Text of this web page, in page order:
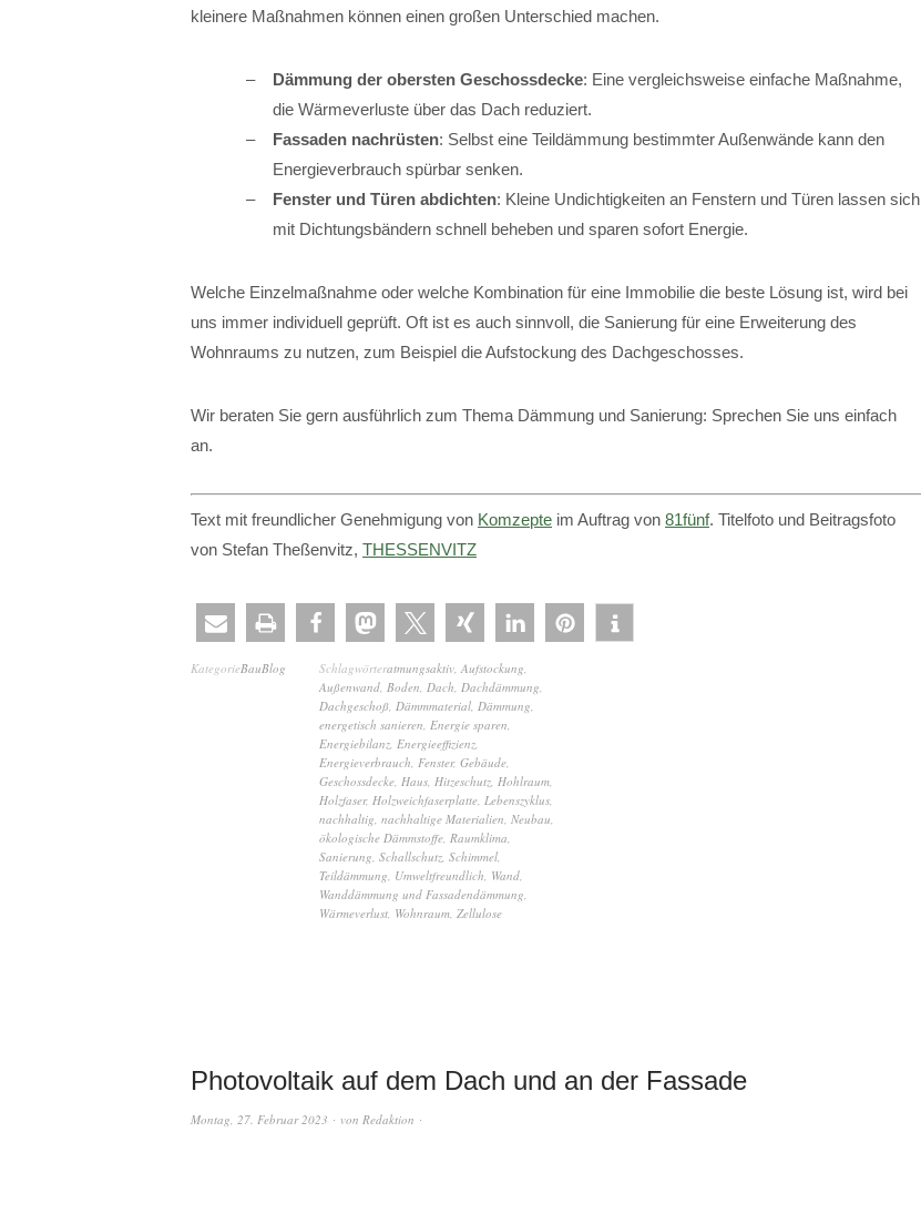
kleinere Maßnahmen können einen großen Unterschied machen.
Dämmung der obersten Geschossdecke: Eine vergleichsweise einfache Maßnahme,
die Wärmeverluste über das Dach reduziert.
Fassaden nachrüsten: Selbst eine Teildämmung bestimmter Außenwände kann den
Energieverbrauch spürbar senken.
Fenster und Türen abdichten: Kleine Undichtigkeiten an Fenstern und Türen lassen sich
mit Dichtungsbändern schnell beheben und sparen sofort Energie.
Welche Einzelmaßnahme oder welche Kombination für eine Immobilie die beste Lösung ist, wird bei
uns immer individuell geprüft. Oft ist es auch sinnvoll, die Sanierung für eine Erweiterung des
Wohnraums zu nutzen, zum Beispiel die Aufstockung des Dachgeschosses.
Wir beraten Sie gern ausführlich zum Thema Dämmung und Sanierung: Sprechen Sie uns einfach
an.
Text mit freundlicher Genehmigung von Komzepte im Auftrag von 81fünf. Titelfoto und Beitragsfoto
von Stefan Theßenvitz, THESSENVITZ
KategorieBauBlog Schlagwörteratmungsaktiv Aufstockung
Außenwand Boden Dach Dachdämmung
Dachgeschoß Dämmmaterial Dämmung
energetisch sanieren Energie sparen
Energiebilanz Energieeffizienz
Energieverbrauch Fenster, Gebäude
Geschossdecke Haus Hitzeschutz Hohlraum
Holzfaser, Holzweichfaserplatte Lebenszyklus
nachhaltig nachhaltige Materialien Neubau
ökologische Dämmstoffe Raumklima
Sanierung Schallschutz Schimmel
Teildämmung Umweltfreundlich Wand
Wanddämmung und Fassadendämmung
Wärmeverlust Wohnraum Zellulose
Photovoltaik auf dem Dach und an der Fassade
Montag, 27. Februar 2023 von Redaktion